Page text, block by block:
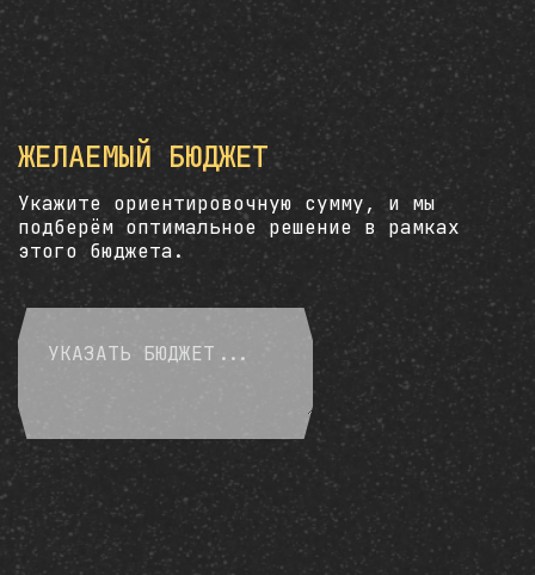
ЖЕЛАЕМЫЙ БЮДЖЕТ
Укажите ориентировочную сумму, и мы
подберём оптимальное решение в рамках
этого бюджета.